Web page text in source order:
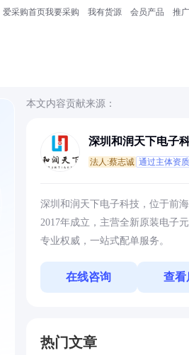
爱采购首页我要采购 我有货源 会员产品 推
本文内容贡献来源：
深圳和润天下电子
法人:蔡志诚 通过主体资
深圳和润天下电子科技，位于前海
2017年成立，主营全新原装电子元
专业权威，一站式配单服务。
在线咨询 查看
热门文章